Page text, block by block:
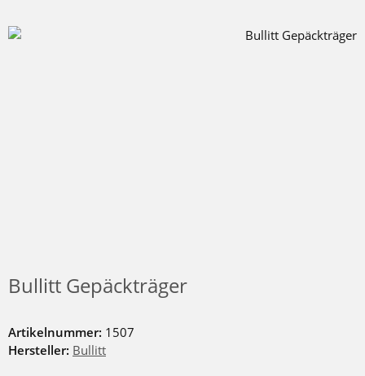
Bullitt Gepäckträger
Artikelnummer: 1507
Hersteller: Bullitt